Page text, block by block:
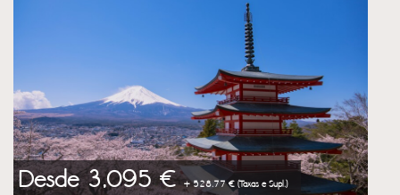
Desde 3,095 €+ 528.77 € (Taxas e Supl.)